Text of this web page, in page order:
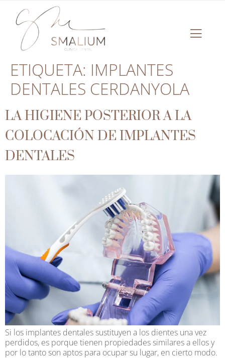
ETIQUETA: IMPLANTES
DENTALES CERDANYOLA
LA HIGIENE POSTERIOR A LA
COLOCACIÓN DE IMPLANTES
DENTALES
Si los implantes dentales sustituyen a los dientes una vez
perdidos, es porque tienen propiedades similares a ellos y
por lo tanto son aptos para ocupar su lugar, en cierto modo.